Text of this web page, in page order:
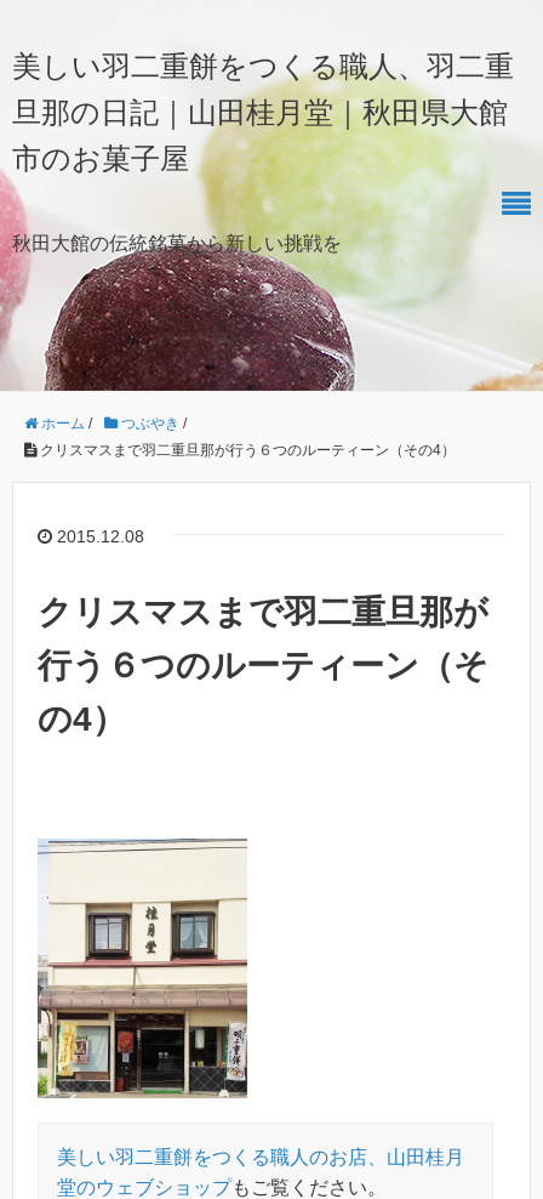
美しい羽二重餅をつくる職人、羽二重
旦那の日記｜山田桂月堂｜秋田県大館
市のお菓子屋
秋田大館の伝統銘菓から新しい挑戦を
ホーム / つぶやき /
クリスマスまで羽二重旦那が行う６つのルーティーン（その4）
2015.12.08
クリスマスまで羽二重旦那が
行う６つのルーティーン（そ
の4）
美しい羽二重餅をつくる職人のお店、山田桂月
堂のウェブショップもご覧ください。